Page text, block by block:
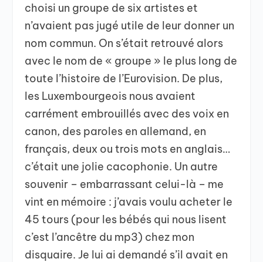
choisi un groupe de six artistes et
n’avaient pas jugé utile de leur donner un
nom commun. On s’était retrouvé alors
avec le nom de « groupe » le plus long de
toute l’histoire de l’Eurovision. De plus,
les Luxembourgeois nous avaient
carrément embrouillés avec des voix en
canon, des paroles en allemand, en
français, deux ou trois mots en anglais…
c’était une jolie cacophonie. Un autre
souvenir – embarrassant celui-là – me
vint en mémoire : j’avais voulu acheter le
45 tours (pour les bébés qui nous lisent
c’est l’ancêtre du mp3) chez mon
disquaire. Je lui ai demandé s’il avait en